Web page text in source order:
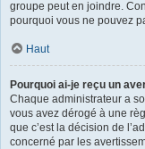
groupe peut en joindre.
pourquoi vous ne pouvez
Haut
Pourquoi ai-je reçu un
Chaque administrateur a
vous avez dérogé à une
que c’est la décision de
concerné par les